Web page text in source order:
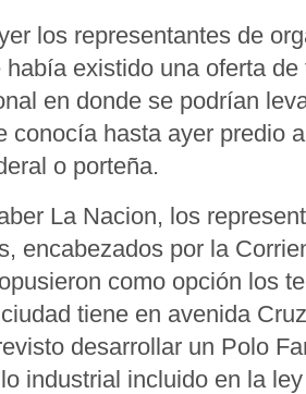
los representantes de
había existido una oferta
en donde se podrían
conocía hasta ayer predio
o porteña.
La Nacion, los
encabezados por la
como opción los
tiene en avenida
desarrollar un Polo
industrial incluido en la